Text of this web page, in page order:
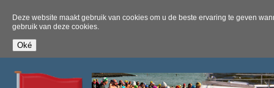
Deze website maakt gebruik van cookies om u de beste ervaring te geven
gebruik van deze cookies.